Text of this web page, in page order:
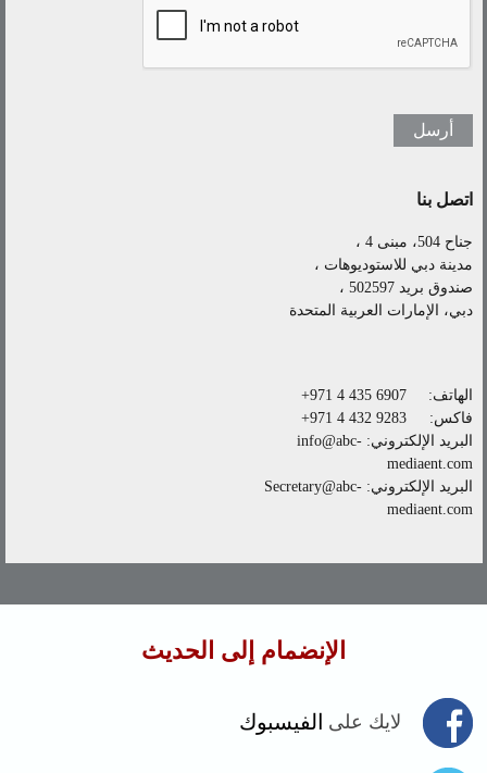
اتصل بنا
جناح 504، مبنى 4 ،
مدينة دبي للاستوديوهات ،
صندوق بريد 502597 ،
دبي، الإمارات العربية المتحدة
الهاتف:
+971 4 435 6907
فاكس:
+971 4 432 9283
البريد الإلكتروني:info@abc-
mediaent.com
البريد الإلكتروني:Secretary@abc-
mediaent.com
الإنضمام إلى الحديث
لايك على الفيسبوك